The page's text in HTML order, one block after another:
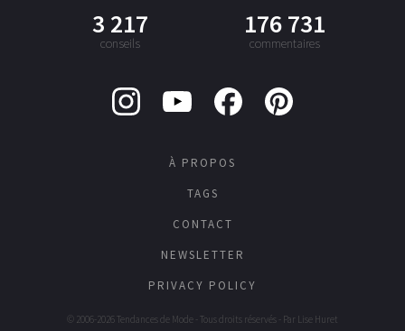
3 217
conseils
176 731
commentaires
À PROPOS
TAGS
CONTACT
NEWSLETTER
PRIVACY POLICY
© 2006-2026 Tendances de Mode - Tous droits réservés - Par Lise Huret